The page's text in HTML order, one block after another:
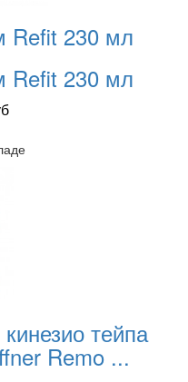
Refit 230 мл
Refit 230 мл
тейпа
Remo ...